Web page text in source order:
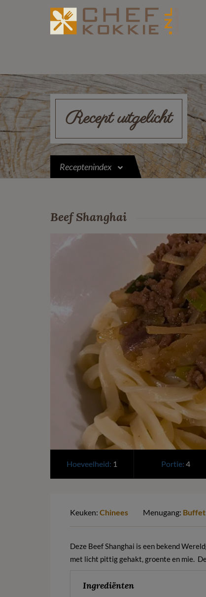
Recept uitgelicht
Receptenindex
Beef Shanghai
Hoeveelheid: 1 Portie: 4
Keuken: Chinees Menugang: Buffet
Deze Beef Shanghai is een bekend
met licht pittig gehakt, groente en mie.
Ingrediënten